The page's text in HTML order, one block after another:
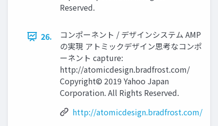
Reserved.
26.
コンポーネント / デザインシステム AMP
の実現 アトミックデザイン思考なコンポ
ーネント capture:
http://atomicdesign.bradfrost.com/
Copyright© 2019 Yahoo Japan
Corporation. All Rights Reserved.
http://atomicdesign.bradfrost.com/